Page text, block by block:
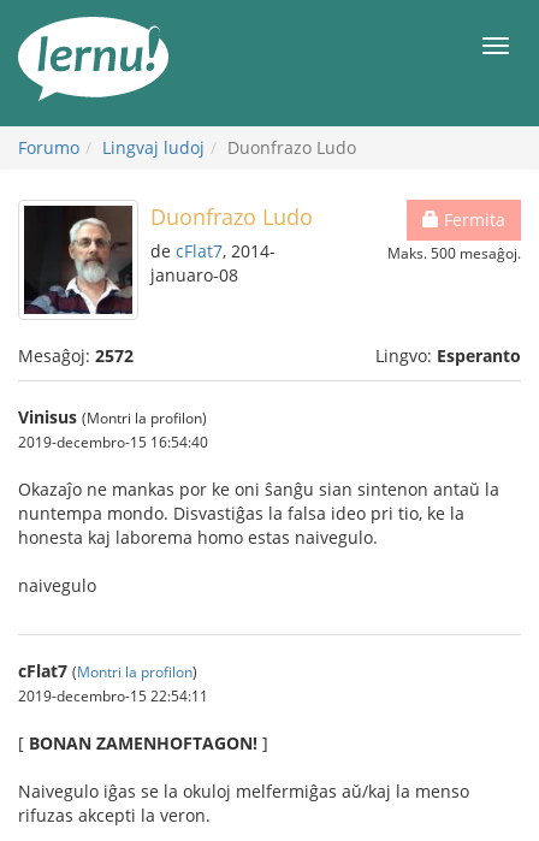
enhavo
Forumo Lingvaj ludoj Duonfrazo Ludo
Fermita
Maks. 500 mesaĝoj.
Duonfrazo Ludo
de cFlat7, 2014-
januaro-08
Mesaĝoj: 2572 Lingvo: Esperanto
Vinisus (Montri la profilon)
2019-decembro-15 16:54:40
Okazaĵo ne mankas por ke oni ŝanĝu sian sintenon antaŭ la
nuntempa mondo. Disvastiĝas la falsa ideo pri tio, ke la
honesta kaj laborema homo estas naivegulo.
naivegulo
cFlat7 (Montri la profilon)
2019-decembro-15 22:54:11
[ BONAN ZAMENHOFTAGON! ]
Naivegulo iĝas se la okuloj melfermiĝas aŭ/kaj la menso
rifuzas akcepti la veron.